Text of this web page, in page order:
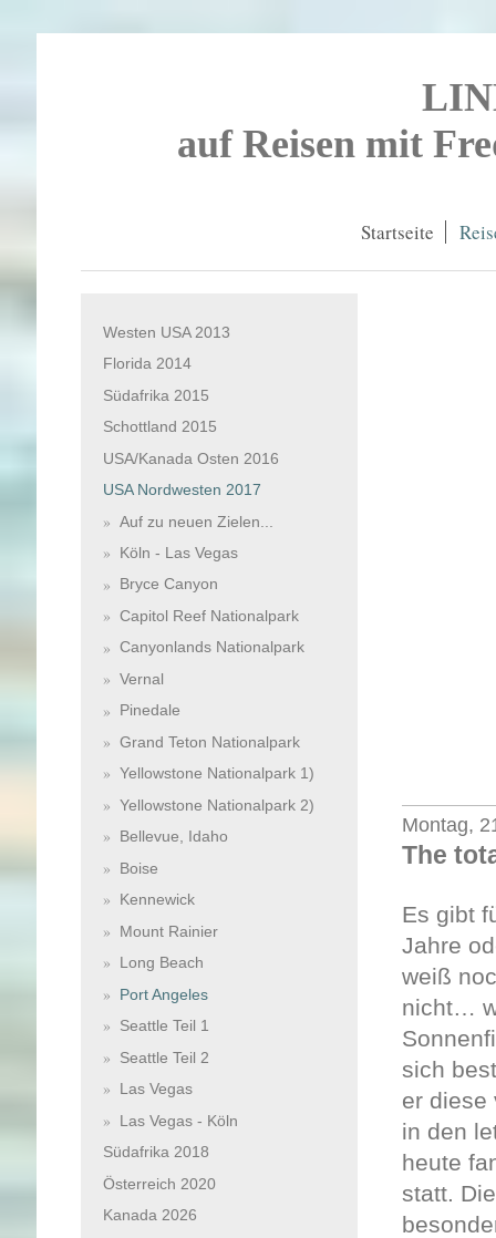
auf Reisen mit
Startseite
Montag,
The
Es gibt
Jahre
weiß
nicht…
sich
er diese
in den
heute
statt.
Westen USA 2013
Florida 2014
Südafrika 2015
Schottland 2015
USA/Kanada Osten 2016
USA Nordwesten 2017
Auf zu neuen Zielen...
Köln - Las Vegas
Bryce Canyon
Capitol Reef Nationalpark
Canyonlands Nationalpark
Vernal
Pinedale
Grand Teton Nationalpark
Yellowstone Nationalpark 1)
Yellowstone Nationalpark 2)
Bellevue, Idaho
Boise
Kennewick
Mount Rainier
Long Beach
Port Angeles
Seattle Teil 1
Seattle Teil 2
Las Vegas
Las Vegas - Köln
Südafrika 2018
Österreich 2020
Kanada 2026